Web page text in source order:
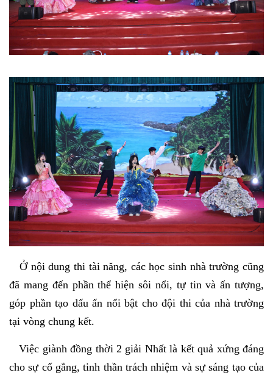
Ở nội dung thi tài năng, các học sinh nhà trường cũng
đã mang đến phần thể hiện sôi nổi, tự tin và ấn tượng,
góp phần tạo dấu ấn nổi bật cho đội thi của nhà trường
tại vòng chung kết.
Việc giành đồng thời 2 giải Nhất là kết quả xứng đáng
cho sự cố gắng, tinh thần trách nhiệm và sự sáng tạo của